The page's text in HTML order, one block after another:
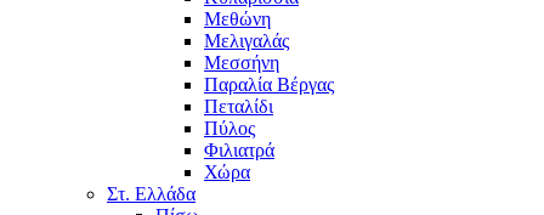
Μεθώνη
Μελιγαλάς
Μεσσήνη
Παραλία Βέργας
Πεταλίδι
Πύλος
Φιλιατρά
Χώρα
Στ. Ελλάδα